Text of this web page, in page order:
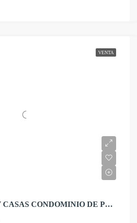
VENTA
¡VENTA LOTES Y CASAS CONDOMINIO DE PLAYA EN CERRO AZUL!